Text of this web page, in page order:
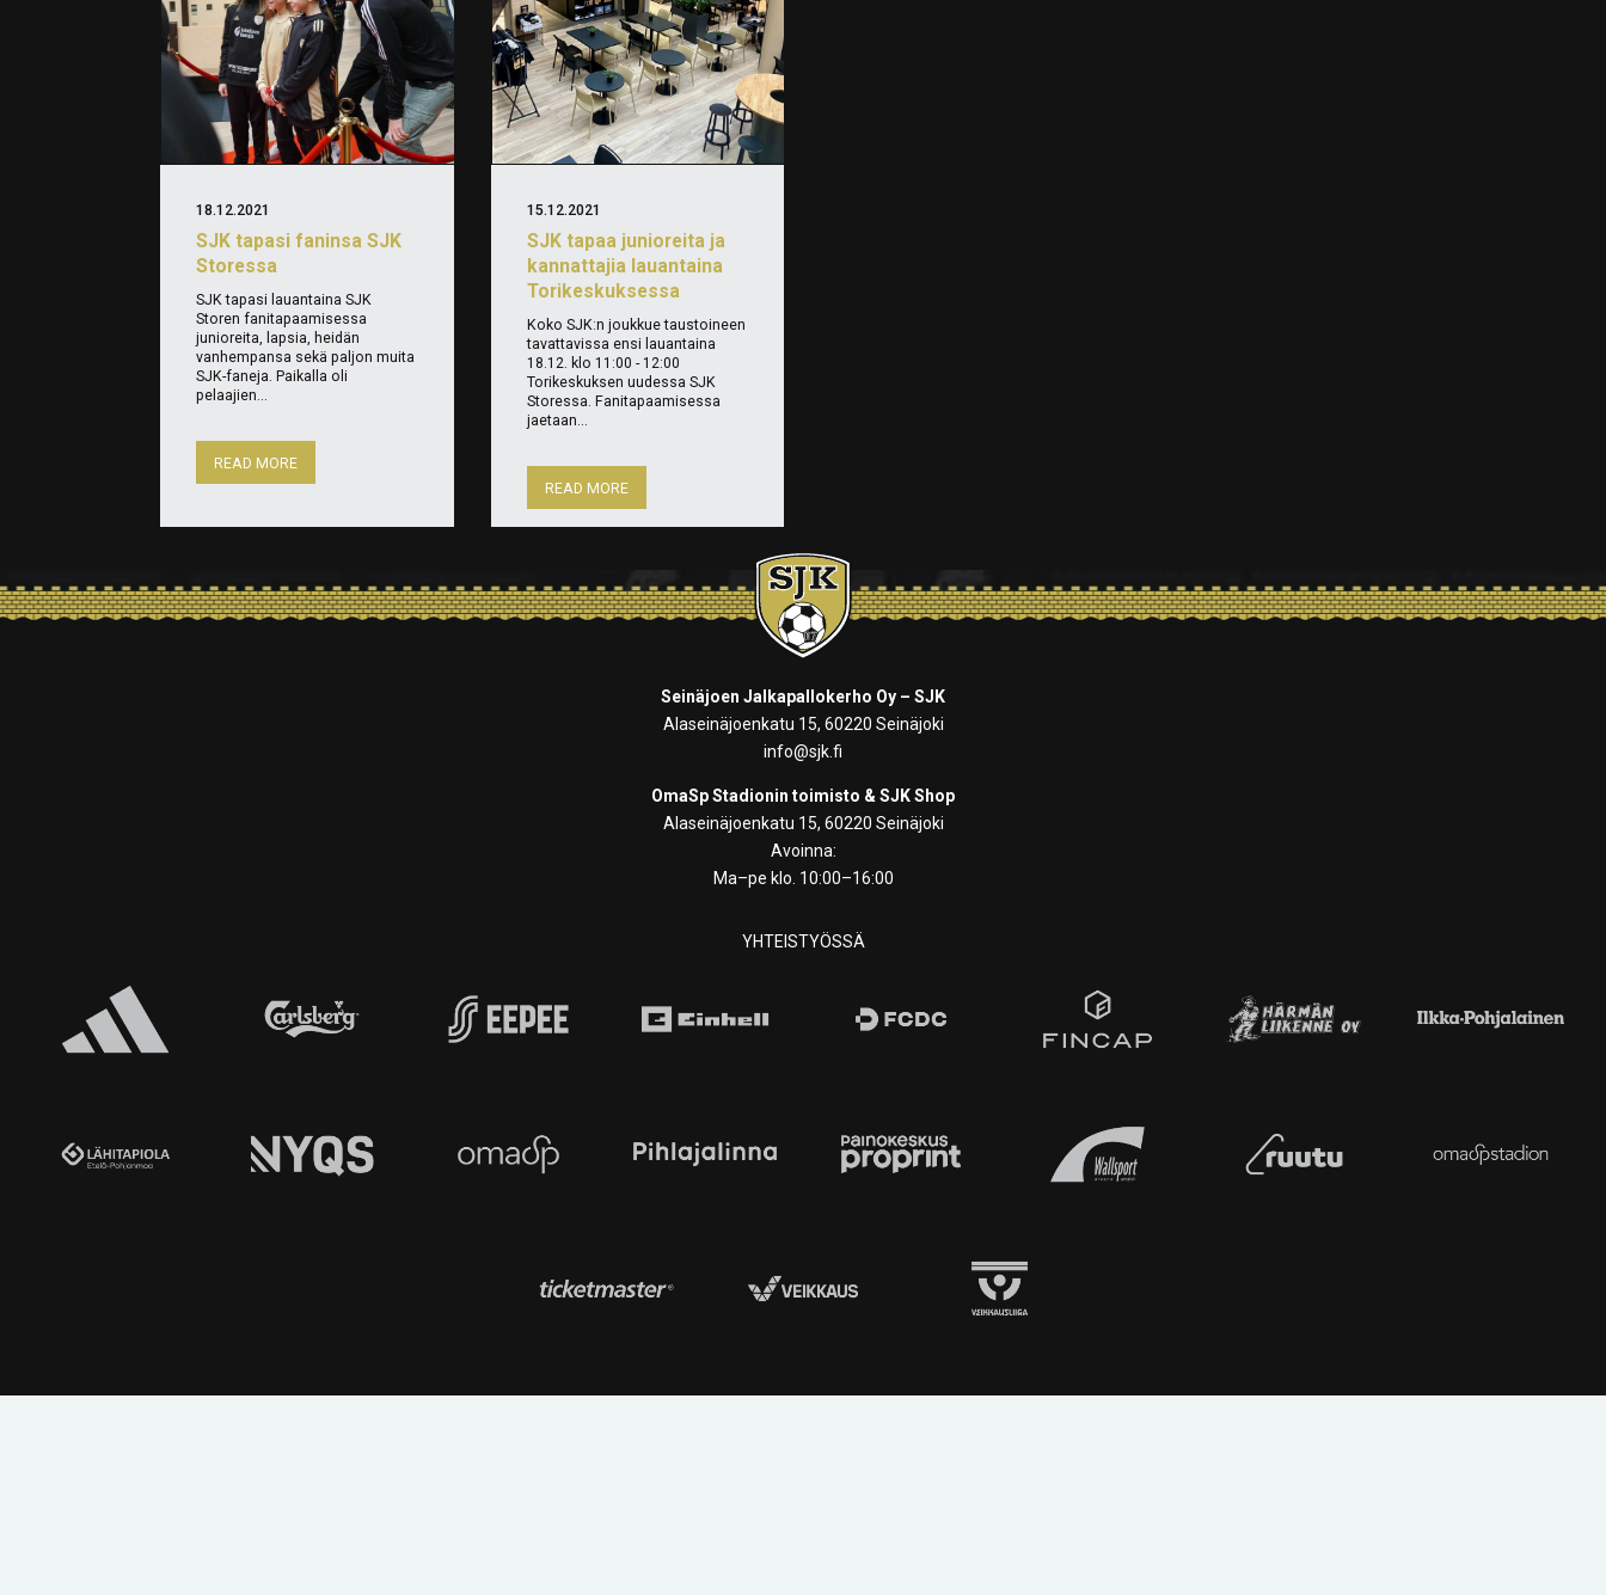
SJK tapasi faninsa SJK
Storessa
18.12.2021
SJK tapasi lauantaina SJK
Storen fanitapaamisessa
junioreita, lapsia, heidän
vanhempansa sekä paljon muita
SJK-faneja. Paikalla oli
pelaajien...
READ MORE
SJK tapaa junioreita ja
kannattajia lauantaina
Torikeskuksessa
15.12.2021
Koko SJK:n joukkue taustoineen
tavattavissa ensi lauantaina
18.12. klo 11:00 - 12:00
Torikeskuksen uudessa SJK
Storessa. Fanitapaamisessa
jaetaan...
READ MORE
Seinäjoen Jalkapallokerho Oy – SJK
Alaseinäjoenkatu 15, 60220 Seinäjoki
info@sjk.fi
OmaSp Stadionin toimisto & SJK Shop
Alaseinäjoenkatu 15, 60220 Seinäjoki
Avoinna:
Ma–pe klo. 10:00–16:00
YHTEISTYÖSSÄ